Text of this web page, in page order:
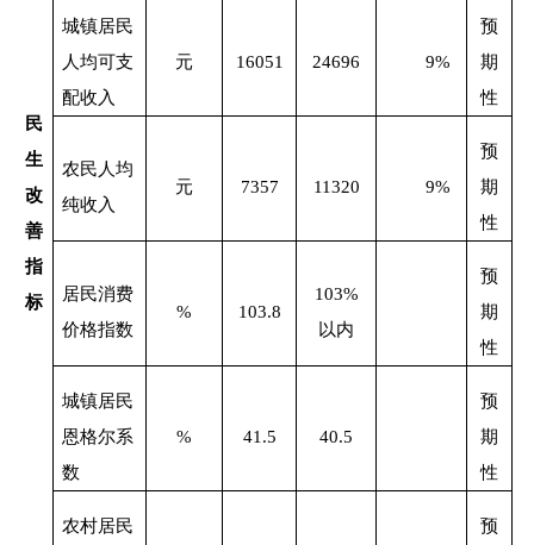
民
生
改
善
指
标
城镇居民
人均可支
配收入
元 16051 24696 9%
预
期
性
农民人均
纯收入
元 7357 11320 9%
预
期
性
居民消费
价格指数
% 103.8
103%
以内
预
期
性
城镇居民
恩格尔系
数
% 41.5 40.5
预
期
性
农村居民 预